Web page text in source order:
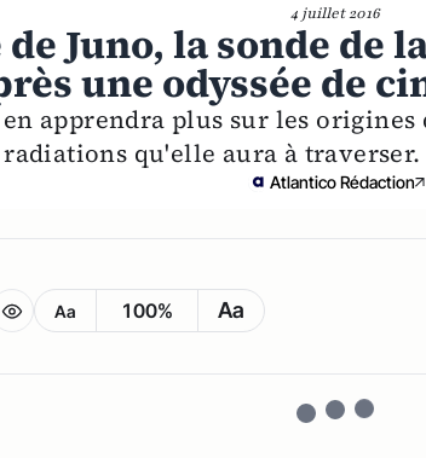
4 juillet 2016
Juno, la sonde de
une odyssée de
apprendra plus sur les
qu'elle aura à traverser.
Atlantico Rédaction
Aa 100% Aa